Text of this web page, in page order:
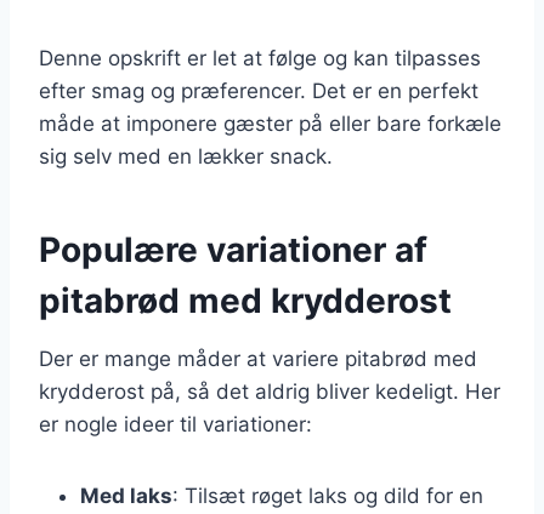
Denne opskrift er let at følge og kan tilpasses
efter smag og præferencer. Det er en perfekt
måde at imponere gæster på eller bare forkæle
sig selv med en lækker snack.
Populære variationer af
pitabrød med krydderost
Der er mange måder at variere pitabrød med
krydderost på, så det aldrig bliver kedeligt. Her
er nogle ideer til variationer:
Med laks: Tilsæt røget laks og dild for en